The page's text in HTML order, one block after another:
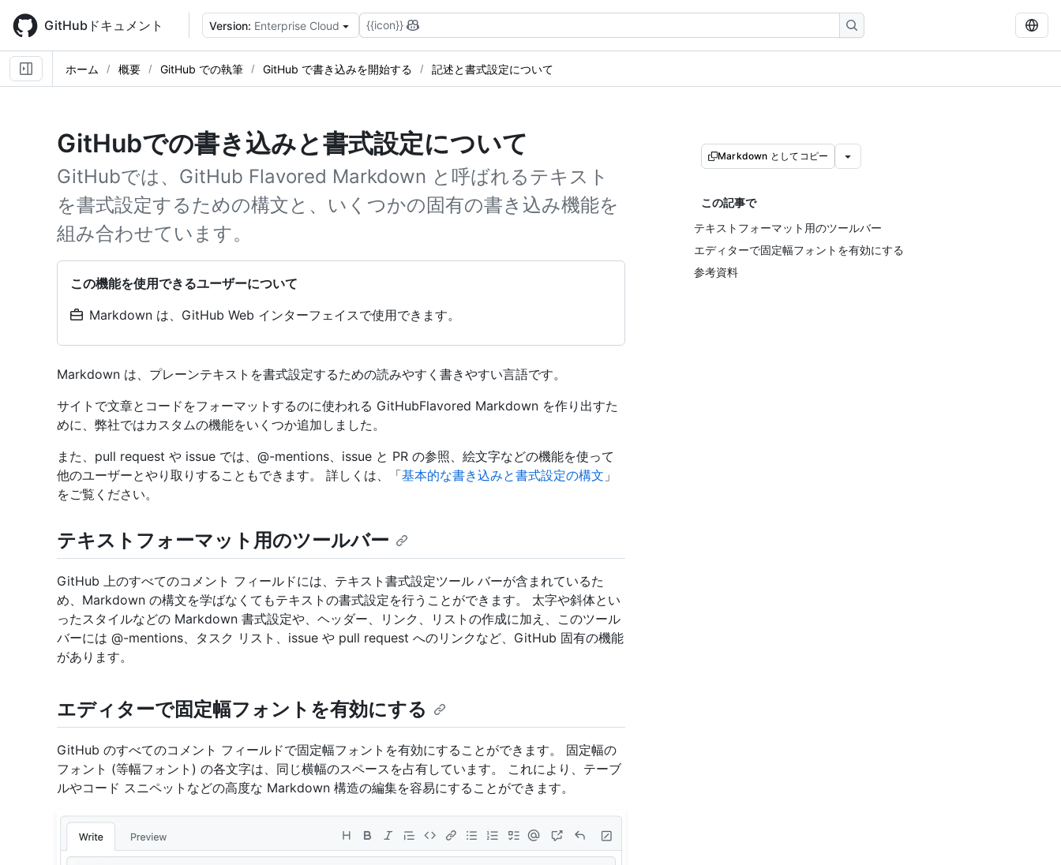
main
content
GitHubドキュメント Version: Enterprise Cloud {{icon}}
ホーム 概要 GitHub での執筆 GitHub で書き込みを開始する 記述と書式設定について
GitHubでの書き込みと書式設定について
GitHubでは、GitHub Flavored Markdown と呼ばれるテキスト
を書式設定するための構文と、いくつかの固有の書き込み機能を
組み合わせています。
この機能を使用できるユーザーについて
Markdown は、GitHub Web インターフェイスで使用できます。
Markdown としてコピー
この記事で
テキストフォーマット用のツールバー
エディターで固定幅フォントを有効にする
参考資料
Markdown は、プレーンテキストを書式設定するための読みやすく書きやすい言語です。
サイトで文章とコードをフォーマットするのに使われる GitHubFlavored Markdown を作り出すた
めに、弊社ではカスタムの機能をいくつか追加しました。
また、pull request や issue では、@-mentions、issue と PR の参照、絵文字などの機能を使って
他のユーザーとやり取りすることもできます。 詳しくは、「基本的な書き込みと書式設定の構文 」
をご覧ください。
テキストフォーマット用のツールバー
GitHub 上のすべてのコメント フィールドには、テキスト書式設定ツール バーが含まれているた
め、Markdown の構文を学ばなくてもテキストの書式設定を行うことができます。 太字や斜体とい
ったスタイルなどの Markdown 書式設定や、ヘッダー、リンク、リストの作成に加え、このツール
バーには @-mentions、タスク リスト、issue や pull request へのリンクなど、GitHub 固有の機能
があります。
エディターで固定幅フォントを有効にする
GitHub のすべてのコメント フィールドで固定幅フォントを有効にすることができます。 固定幅の
フォント (等幅フォント) の各文字は、同じ横幅のスペースを占有しています。 これにより、テーブ
ルやコード スニペットなどの高度な Markdown 構造の編集を容易にすることができます。